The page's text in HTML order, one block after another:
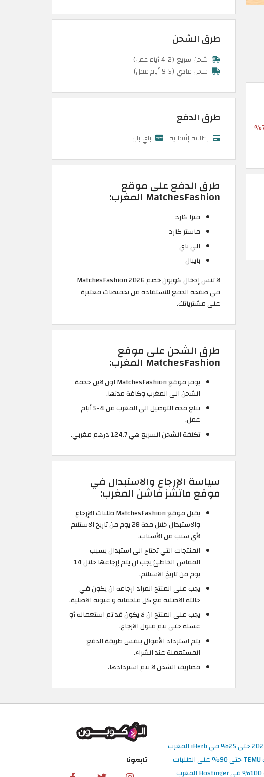
طرق الشحن
شحن سريع (2-4 أيام عمل)
شحن عادي (5-9 أيام عمل)
طرق الدفع
بطاقة إئتمانية باي بال
طرق الدفع على موقع
MatchesFashion المغرب:
فيزا كارد
ماستر كارد
الي باي
بايبال
لا تنس إدخال كوبون خصم MatchesFashion 2026
في صفحة الدفع للاستفادة من تخفيضات معتبرة
على مشترياتك.
طرق الشحن على موقع
MatchesFashion المغرب:
يوفر موقع MatchesFashion اون لاين خدمة
الشحن الى المغرب وكافة مدنها.
تبلغ مدة التوصيل الى المغرب من 4-5 أيام
عمل.
تكلفة الشحن السريع هي 124.7 درهم مغربي.
سياسة الإرجاع والاستبدال في
موقع ماتشز فاشن المغرب:
يقبل موقع MatchesFashion طلبات الإرجاع
والاستبدال خلال مدة 28 يوم من تاريخ الاستلام
لأي سبب من الأسباب.
المنتجات التي تحتاج الى استبدال بسبب
المقاس الخاطئ يجب ان يتم إرجاعها خلال 14
يوم من تاريخ الاستلام.
يجب على المنتج المراد ارجاعه ان يكون في
حالته الاصلية مع كل ملحقاته و عبوته الاصلية.
يجب على المنتج ان لا يكون قد تم استعماله أو
غسله حتى يتم قبول الارجاع.
يتم استرداد الأموال بنفس طريقة الدفع
المستعملة عند الشراء.
مصاريف الشحن لا يتم استردادها.
تابعونا